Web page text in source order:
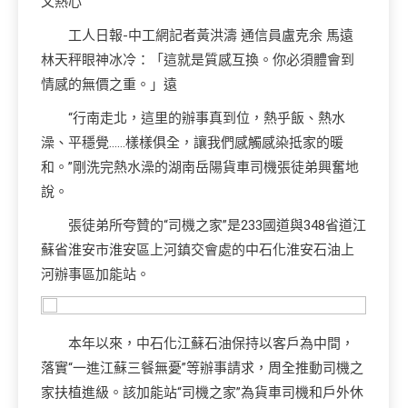
工人日報-中工網記者黃洪濤 通信員盧克余 馬遠
林天秤眼神冰冷：「這就是質感互換。你必須體會到
情感的無價之重。」遠
“行南走北，這里的辦事真到位，熱乎飯、熱水
澡、平穩覺……樣樣俱全，讓我們感觸感染抵家的暖
和。”剛洗完熱水澡的湖南岳陽貨車司機張徒弟興奮地
說。
張徒弟所夸贊的“司機之家”是233國道與348省道江
蘇省淮安市淮安區上河鎮交會處的中石化淮安石油上
河辦事區加能站。
本年以來，中石化江蘇石油保持以客戶為中間，
落實“一進江蘇三餐無憂”等辦事請求，周全推動司機之
家扶植進級。該加能站“司機之家”為貨車司機和戶外休